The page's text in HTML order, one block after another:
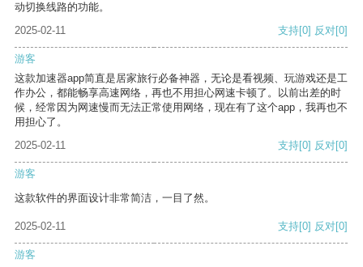
动切换线路的功能。
2025-02-11
支持[0] 反对[0]
游客
这款加速器app简直是居家旅行必备神器，无论是看视频、玩游戏还是工
作办公，都能畅享高速网络，再也不用担心网速卡顿了。以前出差的时
候，经常因为网速慢而无法正常使用网络，现在有了这个app，我再也不
用担心了。
2025-02-11
支持[0] 反对[0]
游客
这款软件的界面设计非常简洁，一目了然。
2025-02-11 支持[0] 反对[0]
游客